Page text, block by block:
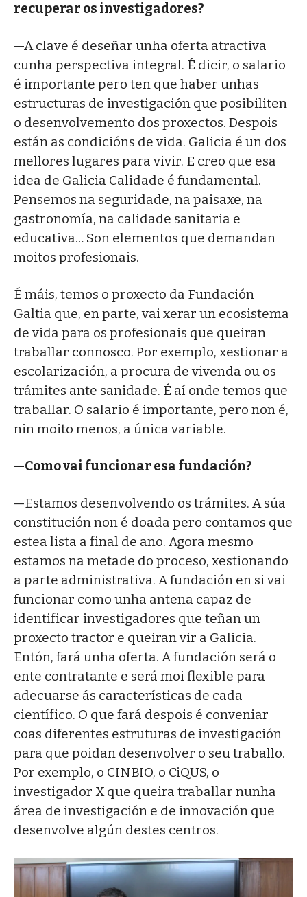
recuperar os investigadores?
—A clave é deseñar unha oferta atractiva
cunha perspectiva integral. É dicir, o salario
é importante pero ten que haber unhas
estructuras de investigación que posibiliten
o desenvolvemento dos proxectos. Despois
están as condicións de vida. Galicia é un dos
mellores lugares para vivir. E creo que esa
idea de Galicia Calidade é fundamental.
Pensemos na seguridade, na paisaxe, na
gastronomía, na calidade sanitaria e
educativa… Son elementos que demandan
moitos profesionais.
É máis, temos o proxecto da Fundación
Galtia que, en parte, vai xerar un ecosistema
de vida para os profesionais que queiran
traballar connosco. Por exemplo, xestionar a
escolarización, a procura de vivenda ou os
trámites ante sanidade. É aí onde temos que
traballar. O salario é importante, pero non é,
nin moito menos, a única variable.
—Como vai funcionar esa fundación?
—Estamos desenvolvendo os trámites. A súa
constitución non é doada pero contamos que
estea lista a final de ano. Agora mesmo
estamos na metade do proceso, xestionando
a parte administrativa. A fundación en si vai
funcionar como unha antena capaz de
identificar investigadores que teñan un
proxecto tractor e queiran vir a Galicia.
Entón, fará unha oferta. A fundación será o
ente contratante e será moi flexible para
adecuarse ás características de cada
científico. O que fará despois é conveniar
coas diferentes estruturas de investigación
para que poidan desenvolver o seu traballo.
Por exemplo, o CINBIO, o CiQUS, o
investigador X que queira traballar nunha
área de investigación e de innovación que
desenvolve algún destes centros.